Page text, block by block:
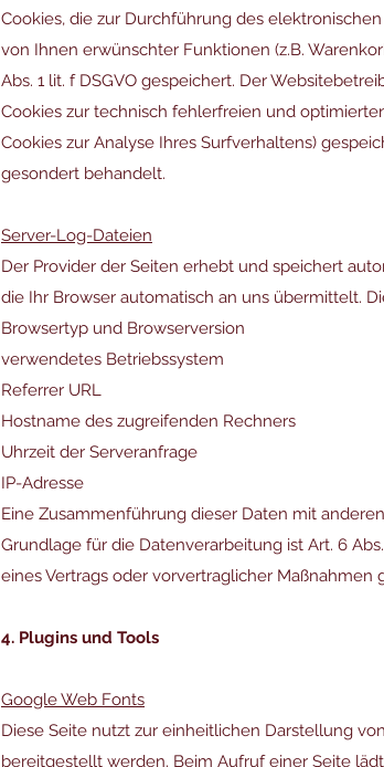
Cookies, die zur Durchführung des
von Ihnen erwünschter Funktionen (z.B.
Abs. 1 lit. f DSGVO gespeichert. Der
Cookies zur technisch fehlerfreien und
Cookies zur Analyse Ihres Surfverhaltens)
gesondert behandelt.
Server-Log-Dateien
Der Provider der Seiten erhebt und speichert
die Ihr Browser automatisch an uns übermittelt.
Browsertyp und Browserversion
verwendetes Betriebssystem
Referrer URL
Hostname des zugreifenden Rechners
Uhrzeit der Serveranfrage
IP-Adresse
Eine Zusammenführung dieser Daten mit
Grundlage für die Datenverarbeitung ist Art. 6
eines Vertrags oder vorvertraglicher Maßnahmen
4. Plugins und Tools
Google Web Fonts
Diese Seite nutzt zur einheitlichen Darstellung
bereitgestellt werden. Beim Aufruf einer Seite